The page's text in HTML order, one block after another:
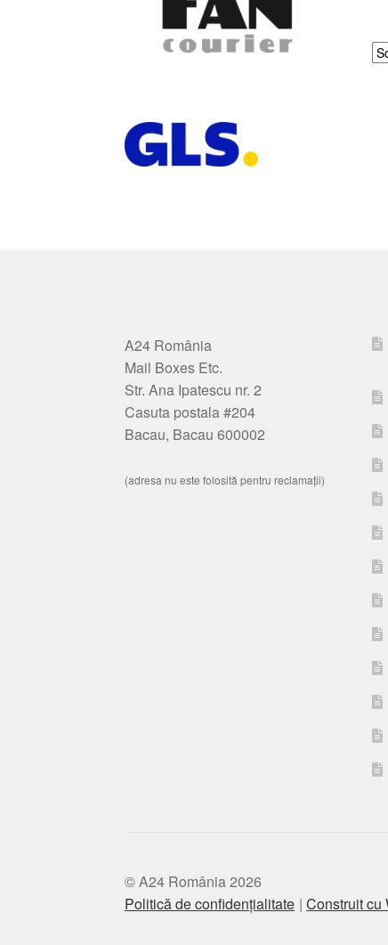
A24 România
Mail Boxes Etc.
Str. Ana Ipatescu nr. 2
Casuta postala #204
Bacau, Bacau 600002
(adresa nu este folosită pentru reclamații)
© A24 România 2026
Politică de confidențialitate Construit cu